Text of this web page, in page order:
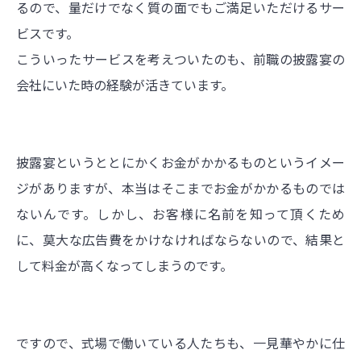
るので、量だけでなく質の面でもご満足いただけるサー
ビスです。
こういったサービスを考えついたのも、前職の披露宴の
会社にいた時の経験が活きています。
披露宴というととにかくお金がかかるものというイメー
ジがありますが、本当はそこまでお金がかかるものでは
ないんです。しかし、お客様に名前を知って頂くため
に、莫大な広告費をかけなければならないので、結果と
して料金が高くなってしまうのです。
ですので、式場で働いている人たちも、一見華やかに仕